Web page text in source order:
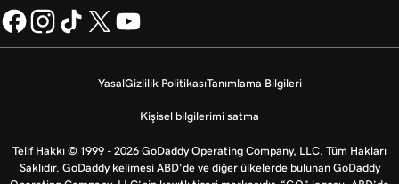
YasalGizlilik PolitikasıTanımlama Bilgileri
Kişisel bilgilerimi satma
Telif Hakkı © 1999 - 2026 GoDaddy Operating Company, LLC. Tüm Hakları
Saklıdır. GoDaddy kelimesi ABD'de ve diğer ülkelerde bulunan GoDaddy